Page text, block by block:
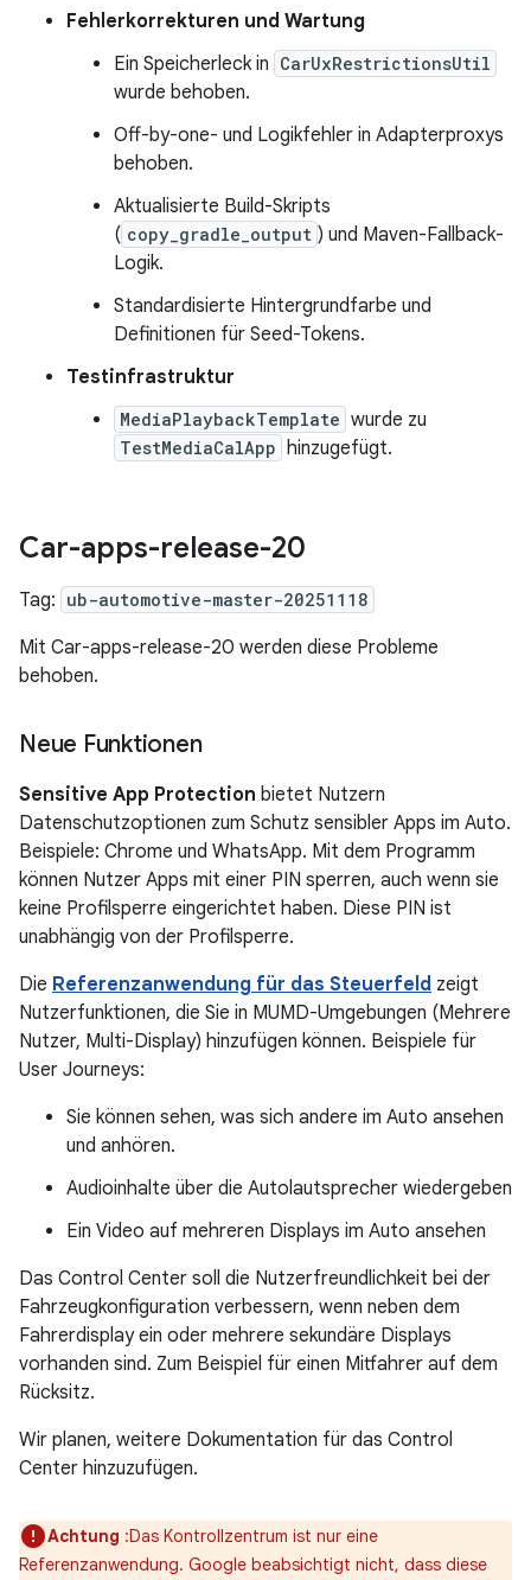
Fehlerkorrekturen und Wartung
Ein Speicherleck in CarUxRestrictionsUtil
wurde behoben.
Off-by-one- und Logikfehler in Adapterproxys
behoben.
Aktualisierte Build-Skripts
( copy_gradle_output ) und Maven-Fallback-
Logik.
Standardisierte Hintergrundfarbe und
Definitionen für Seed-Tokens.
Testinfrastruktur
MediaPlaybackTemplate wurde zu
TestMediaCalApp hinzugefügt.
Car-apps-release-20
Tag: ub-automotive-master-20251118
Mit Car-apps-release-20 werden diese Probleme
behoben.
Neue Funktionen
Sensitive App Protection bietet Nutzern
Datenschutzoptionen zum Schutz sensibler Apps im Auto.
Beispiele: Chrome und WhatsApp. Mit dem Programm
können Nutzer Apps mit einer PIN sperren, auch wenn sie
keine Profilsperre eingerichtet haben. Diese PIN ist
unabhängig von der Profilsperre.
Die Referenzanwendung für das Steuerfeld zeigt
Nutzerfunktionen, die Sie in MUMD-Umgebungen (Mehrere
Nutzer, Multi-Display) hinzufügen können. Beispiele für
User Journeys:
Sie können sehen, was sich andere im Auto ansehen
und anhören.
Audioinhalte über die Autolautsprecher wiedergeben
Ein Video auf mehreren Displays im Auto ansehen
Das Control Center soll die Nutzerfreundlichkeit bei der
Fahrzeugkonfiguration verbessern, wenn neben dem
Fahrerdisplay ein oder mehrere sekundäre Displays
vorhanden sind. Zum Beispiel für einen Mitfahrer auf dem
Rücksitz.
Wir planen, weitere Dokumentation für das Control
Center hinzuzufügen.
Achtung :Das Kontrollzentrum ist nur eine
Referenzanwendung. Google beabsichtigt nicht, dass diese